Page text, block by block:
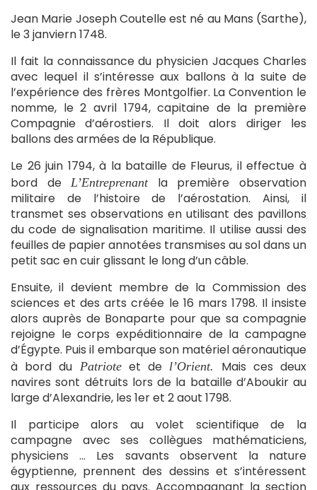
Jean Marie Joseph Coutelle est né au Mans (Sarthe),
le 3 janviern 1748.
Il fait la connaissance du physicien Jacques Charles
avec lequel il s’intéresse aux ballons à la suite de
l’expérience des frères Montgolfier. La Convention le
nomme, le 2 avril 1794, capitaine de la première
Compagnie d’aérostiers. Il doit alors diriger les
ballons des armées de la République.
Le 26 juin 1794, à la bataille de Fleurus, il effectue à
bord deL’Entreprenantla première observation
militaire de l’histoire de l’aérostation. Ainsi, il
transmet ses observations en utilisant des pavillons
du code de signalisation maritime. Il utilise aussi des
feuilles de papier annotées transmises au sol dans un
petit sac en cuir glissant le long d’un câble.
Ensuite, il devient membre de la Commission des
sciences et des arts créée le 16 mars 1798. Il insiste
alors auprès de Bonaparte pour que sa compagnie
rejoigne le corps expéditionnaire de la campagne
d’Égypte. Puis il embarque son matériel aéronautique
à bord du Patrioteet de l’Orient.
Mais ces deux
navires sont détruits lors de la bataille d’Aboukir au
large d’Alexandrie, les 1er et 2 aout 1798.
Il participe alors au volet scientifique de la
campagne avec ses collègues mathématiciens,
physiciens … Les savants observent la nature
égyptienne, prennent des dessins et s’intéressent